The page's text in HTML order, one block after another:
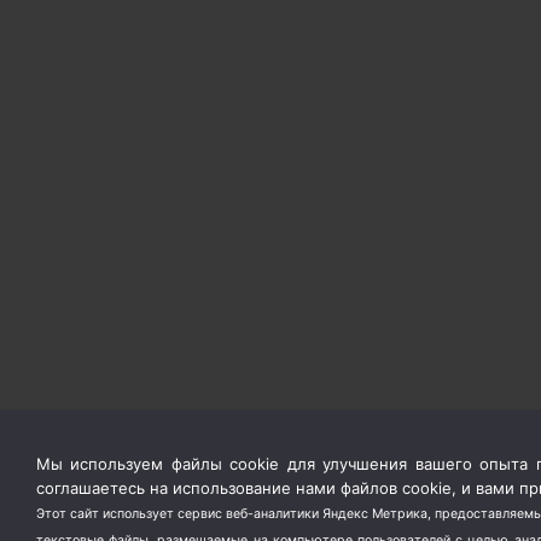
Мы используем файлы cookie для улучшения вашего опыта
соглашаетесь на использование нами файлов cookie, и вами
Этот сайт использует сервис веб-аналитики Яндекс Метрика,